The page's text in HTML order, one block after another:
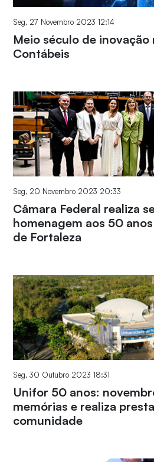
Seg, 27 Novembro 2023 12:14
Meio século de inovação
Contábeis
Seg, 20 Novembro 2023 20:33
Câmara Federal realiza
homenagem aos 50
de Fortaleza
Seg, 30 Outubro 2023 18:31
Unifor 50 anos:
memórias e realiza
comunidade